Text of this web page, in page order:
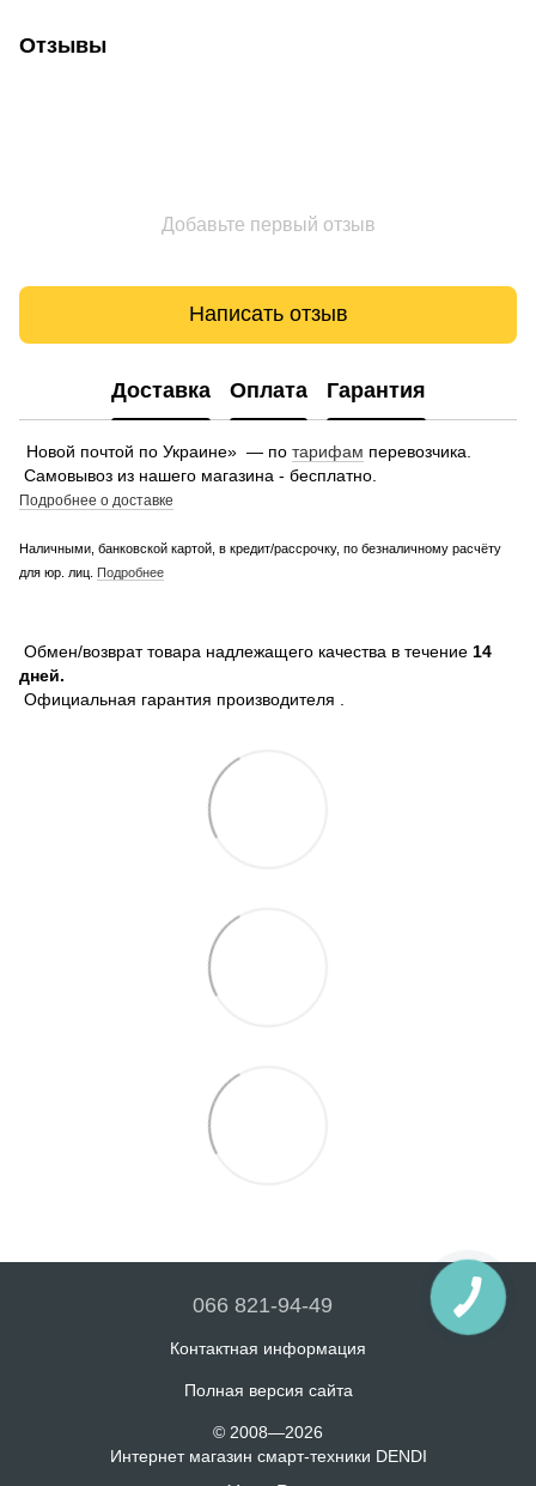
Отзывы
Добавьте первый отзыв
Написать отзыв
Доставка Оплата Гарантия
Новой почтой по Украине» — по тарифам перевозчика.
Самовывоз из нашего магазина - бесплатно.
Подробнее о доставке
Наличными, банковской картой, в кредит/рассрочку, по безналичному расчёту
для юр. лиц. Подробнее
Обмен/возврат товара надлежащего качества в течение 14
дней.
Официальная гарантия производителя .
066 821-94-49
Контактная информация
Полная версия сайта
© 2008—2026
Интернет магазин смарт-техники DENDI